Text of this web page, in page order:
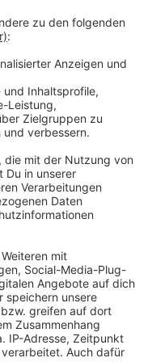
euch keine
braucht man
in den sicheren
Mantra für ein
Schröders